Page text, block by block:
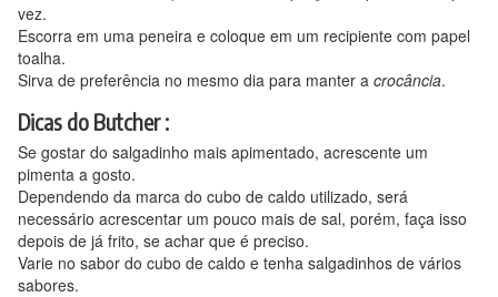
vez.
Escorra em uma peneira e coloque em um recipiente com papel
toalha.
Sirva de preferência no mesmo dia para manter a crocância.
Dicas do Butcher:
Se gostar do salgadinho mais apimentado, acrescente um
pimenta a gosto.
Dependendo da marca do cubo de caldo utilizado, será
necessário acrescentar um pouco mais de sal, porém, faça isso
depois de já frito, se achar que é preciso.
Varie no sabor do cubo de caldo e tenha salgadinhos de vários
sabores.